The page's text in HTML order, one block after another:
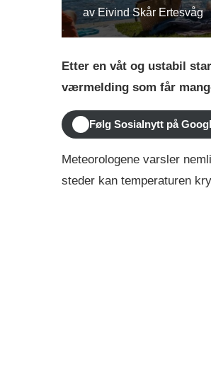
avEivind Skår Ertesvåg
Etter en våt og ustabil
værmelding som får
Følg Sosialnytt på
Meteorologene varsler
steder kan temperaturen